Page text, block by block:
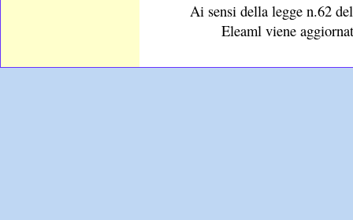
Ai sensi della legge n.62
Eleaml viene